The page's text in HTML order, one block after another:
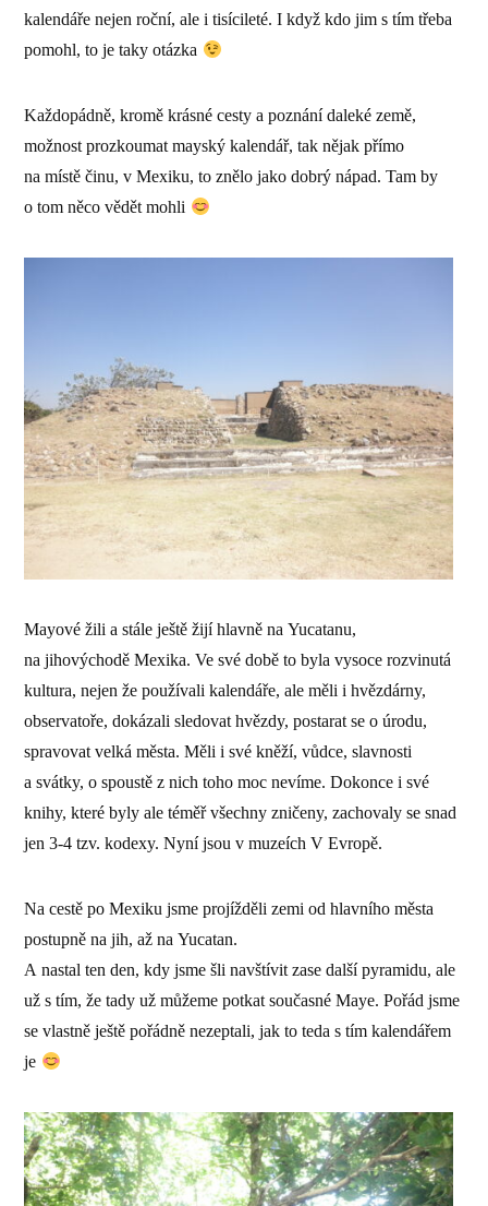
kalendáře nejen roční, ale i tisícileté. I když kdo jim s tím třeba
pomohl, to je taky otázka
Každopádně, kromě krásné cesty a poznání daleké země,
možnost prozkoumat mayský kalendář, tak nějak přímo
na místě činu, v Mexiku, to znělo jako dobrý nápad. Tam by
o tom něco vědět mohli
Mayové žili a stále ještě žijí hlavně na Yucatanu,
na jihovýchodě Mexika. Ve své době to byla vysoce rozvinutá
kultura, nejen že používali kalendáře, ale měli i hvězdárny,
observatoře, dokázali sledovat hvězdy, postarat se o úrodu,
spravovat velká města. Měli i své kněží, vůdce, slavnosti
a svátky, o spoustě z nich toho moc nevíme. Dokonce i své
knihy, které byly ale téměř všechny zničeny, zachovaly se snad
jen 3-4 tzv. kodexy. Nyní jsou v muzeích V Evropě.
Na cestě po Mexiku jsme projížděli zemi od hlavního města
postupně na jih, až na Yucatan.
A nastal ten den, kdy jsme šli navštívit zase další pyramidu, ale
už s tím, že tady už můžeme potkat současné Maye. Pořád jsme
se vlastně ještě pořádně nezeptali, jak to teda s tím kalendářem
je